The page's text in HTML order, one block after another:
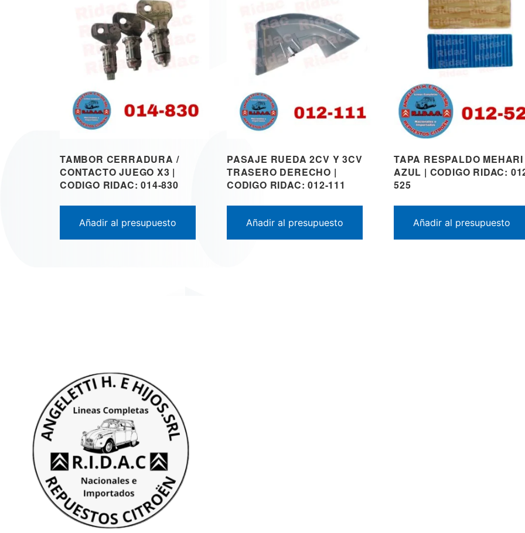
TAMBOR CERRADURA /
CONTACTO JUEGO X3 |
CODIGO RIDAC: 014-830
Añadir al presupuesto
PASAJE RUEDA 2CV Y 3CV
TRASERO DERECHO |
CODIGO RIDAC: 012-111
Añadir al presupuesto
TAPA RESPALDO MEHARI
AZUL | CODIGO RIDAC:
525
Añadir al presupuesto